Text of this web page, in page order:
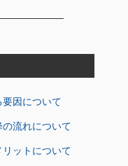
因について
流れについて
ットについて